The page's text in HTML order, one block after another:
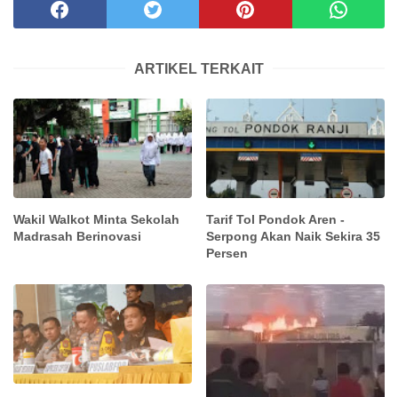
ARTIKEL TERKAIT
Wakil Walkot Minta Sekolah
Madrasah Berinovasi
Tarif Tol Pondok Aren -
Serpong Akan Naik Sekira 35
Persen